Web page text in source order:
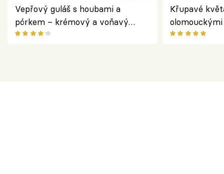
Vepřový guláš s houbami a
pórkem – krémový a voňavý
pokrm z jednoho hrnce
Křupavé
bezlepkový